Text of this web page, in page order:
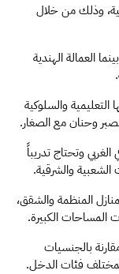
الخيار الأنسب لاحتياجات الأسرة ومتطلباتها اليومية، وذلك من خلال
– التواصل اللغوي: العمالة الفلبينية ممتازة جداً، بينما العمالة الهندية
– رعاية الأطفال: العمالة الفلبينية احترافية وعنايتها التعليمية والسلوكية
وحنان مع الصغار.
– الطبخ وإعداد الطعام: العمالة الفلبينية ممتازة في الغربي وتحتاج تدريباً
الشعبية والشرقية.
المساحات الكبيرة.
– التكلفة والرواتب: العمالة الفلبينية أعلى نسبياً مقارنة بالجنسيات
لمختلف فئات الدخل.